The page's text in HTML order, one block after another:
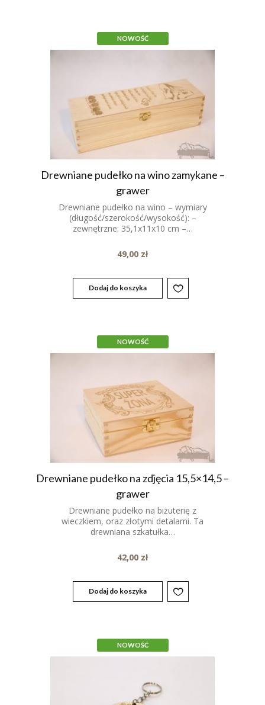
NOWOŚĆ
Drewniane pudełko na wino zamykane –
grawer
Drewniane pudełko na wino – wymiary
(długość/szerokość/wysokość): –
zewnętrzne: 35,1x11x10 cm –…
49,00 zł
Dodaj do koszyka
NOWOŚĆ
Drewniane pudełko na zdjęcia 15,5×14,5 –
grawer
Drewniane pudełko na biżuterię z
wieczkiem, oraz złotymi detalami. Ta
drewniana szkatułka…
42,00 zł
Dodaj do koszyka
NOWOŚĆ